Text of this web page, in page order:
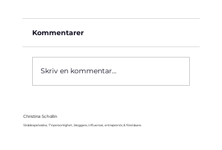
Kommentarer
Skriv en kommentar...
Christina Schollin
Skådespelerska, TV-personlighet, bloggare, influencer, entreprenör, & föreläsare.